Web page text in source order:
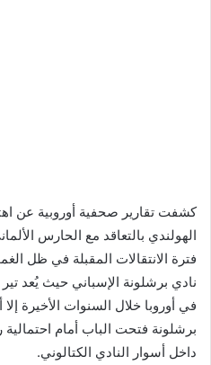
كشفت تقارير صحفية أوروبية عن
الهولندي بالتعاقد مع الحارس
فترة الانتقالات المقبلة في ظل
نادي برشلونة الإسباني حيث يُعد
في أوروبا خلال السنوات الأخيرة
برشلونة فتحت الباب أمام
داخل أسوار النادي الكتالوني.